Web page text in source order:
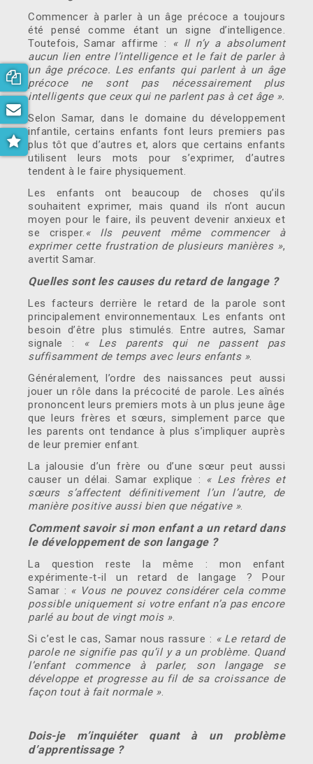
Consultation gratuite
Dernières nouvelles
Commencer à parler à un âge précoce a toujours
été pensé comme étant un signe d’intelligence.
Toutefois, Samar affirme :
« Il n’y a absolument
aucun lien entre l’intelligence et le fait de parler à
un âge précoce. Les enfants qui parlent à un âge
précoce ne sont pas nécessairement plus
intelligents que ceux qui ne parlent pas à cet âge ».
Selon Samar, dans le domaine du développement
infantile, certains enfants font leurs premiers pas
plus tôt que d’autres et, alors que certains enfants
utilisent leurs mots pour s’exprimer, d’autres
tendent à le faire physiquement.
Les enfants ont beaucoup de choses qu’ils
souhaitent exprimer, mais quand ils n’ont aucun
moyen pour le faire, ils peuvent devenir anxieux et
se crisper. « Ils peuvent même commencer à
exprimer cette frustration de plusieurs manières »,
avertit Samar.
Quelles sont les causes du retard de langage ?
Les facteurs derrière le retard de la parole sont
principalement environnementaux. Les enfants ont
besoin d’être plus stimulés. Entre autres, Samar
signale :
« Les parents qui ne passent pas
suffisamment de temps avec leurs enfants ».
Généralement, l’ordre des naissances peut aussi
jouer un rôle dans la précocité de parole. Les aînés
prononcent leurs premiers mots à un plus jeune âge
que leurs frères et sœurs, simplement parce que
les parents ont tendance à plus s’impliquer auprès
de leur premier enfant.
La jalousie d’un frère ou d’une sœur peut aussi
causer un délai. Samar explique :
« Les frères et
sœurs s’affectent définitivement l’un l’autre, de
manière positive aussi bien que négative ».
Comment savoir si mon enfant a un retard dans
le développement de son langage ?
La question reste la même : mon enfant
expérimente-t-il un retard de langage ? Pour
Samar : « Vous ne pouvez considérer cela comme
possible uniquement si votre enfant n’a pas encore
parlé au bout de vingt mois ».
Si c’est le cas, Samar nous rassure : « Le retard de
parole ne signifie pas qu’il y a un problème. Quand
l’enfant commence à parler, son langage se
développe et progresse au fil de sa croissance de
façon tout à fait normale ».
Dois-je m’inquiéter quant à un problème
d’apprentissage ?